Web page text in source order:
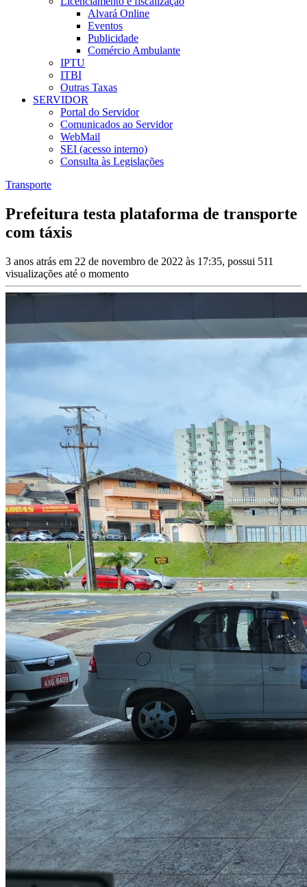
Alvará Online
Eventos
Publicidade
Comércio Ambulante
IPTU
ITBI
Outras Taxas
SERVIDOR
Portal do Servidor
Comunicados ao Servidor
WebMail
SEI (acesso interno)
Consulta às Legislações
Transporte
Prefeitura testa plataforma de transporte
com táxis
3 anos atrás em 22 de novembro de 2022 às 17:35, possui 511
visualizações até o momento